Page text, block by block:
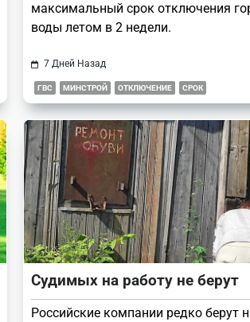
максимальный срок отключения
воды летом в 2 недели.
7 Дней Назад
ГВС МИНСТРОЙ ОТКЛЮЧЕНИЕ СРОК
Судимых на работу не берут
Российские компании редко берут